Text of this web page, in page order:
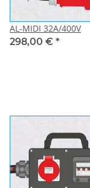
AL-MIDI 32A/400V
298,00 € *